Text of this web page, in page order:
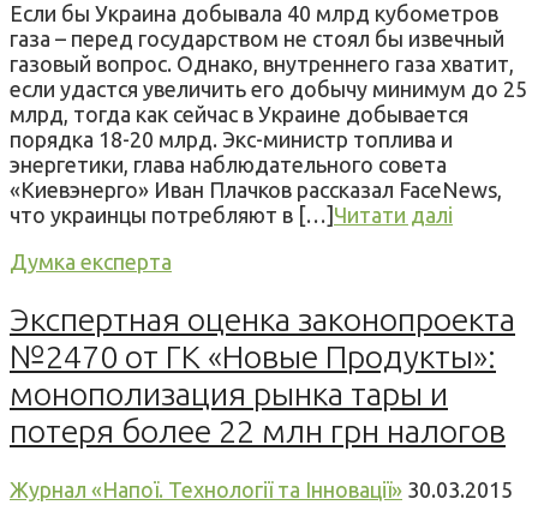
Если бы Украина добывала 40 млрд кубометров
газа – перед государством не стоял бы извечный
газовый вопрос. Однако, внутреннего газа хватит,
если удастся увеличить его добычу минимум до 25
млрд, тогда как сейчас в Украине добывается
порядка 18-20 млрд. Экс-министр топлива и
энергетики, глава наблюдательного совета
«Киевэнерго» Иван Плачков рассказал FaceNews,
что украинцы потребляют в […] Читати далі
Думка експерта
Экспертная оценка законопроекта
№2470 от ГК «Новые Продукты»:
монополизация рынка тары и
потеря более 22 млн грн налогов
Журнал «Напої. Технології та Інновації» 30.03.2015